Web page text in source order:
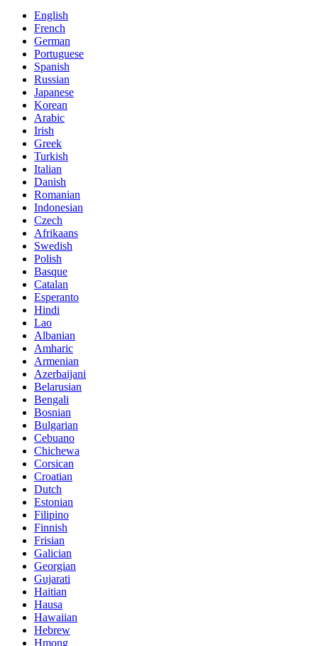
English
French
German
Portuguese
Spanish
Russian
Japanese
Korean
Arabic
Irish
Greek
Turkish
Italian
Danish
Romanian
Indonesian
Czech
Afrikaans
Swedish
Polish
Basque
Catalan
Esperanto
Hindi
Lao
Albanian
Amharic
Armenian
Azerbaijani
Belarusian
Bengali
Bosnian
Bulgarian
Cebuano
Chichewa
Corsican
Croatian
Dutch
Estonian
Filipino
Finnish
Frisian
Galician
Georgian
Gujarati
Haitian
Hausa
Hawaiian
Hebrew
Hmong